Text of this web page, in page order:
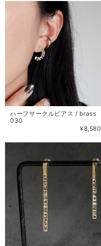
ハーフサークルピアス / brass
030
¥8,580